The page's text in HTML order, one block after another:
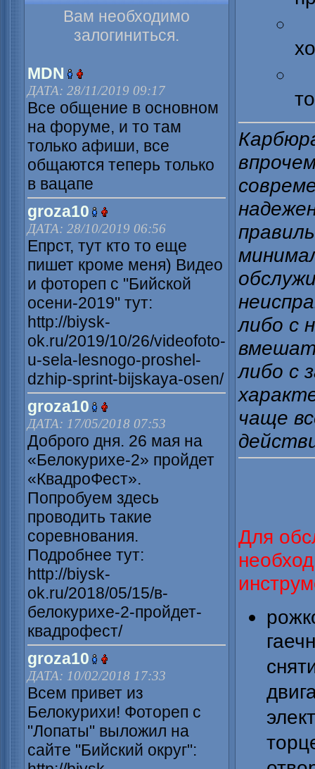
Вам необходимо
залогиниться.
MDN
ДАТА: 28/11/2019 09:17
Все общение в основном
на форуме, и то там
только афиши, все
общаются теперь только
в вацапе
groza10
ДАТА: 28/10/2019 06:56
Епрст, тут кто то еще
пишет кроме меня) Видео
и фотореп с "Бийской
осени-2019" тут:
http://biysk-
ok.ru/2019/10/26/videofoto-
u-sela-lesnogo-proshel-
dzhip-sprint-bijskaya-osen/
groza10
ДАТА: 17/05/2018 07:53
Доброго дня. 26 мая на
«Белокурихе-2» пройдет
«КвадроФест».
Попробуем здесь
проводить такие
соревнования.
Подробнее тут:
http://biysk-
ok.ru/2018/05/15/в-
белокурихе-2-пройдет-
квадрофест/
groza10
ДАТА: 10/02/2018 17:33
Всем привет из
Белокурихи! Фотореп с
"Лопаты" выложил на
сайте "Бийский округ":
либо с
либо с
чаще
Для